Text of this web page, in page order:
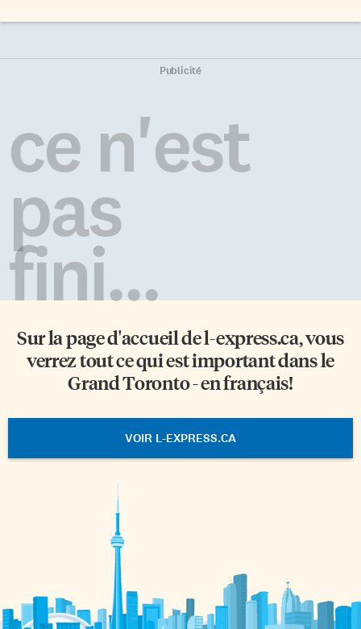
Publicité
ce n'est
pas
fini...
Sur la page d'accueil del-express.ca, vous
verrez tout ce qui est important dans le
Grand Toronto - en français!
VOIR L-EXPRESS.CA